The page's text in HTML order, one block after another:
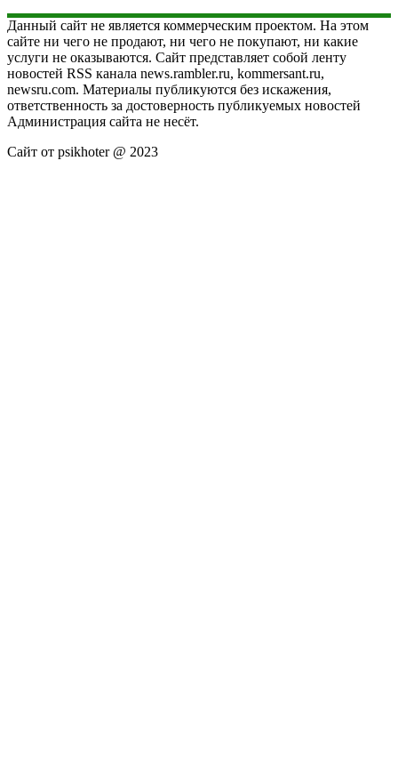
Данный сайт не является коммерческим проектом. На этом
сайте ни чего не продают, ни чего не покупают, ни какие
услуги не оказываются. Сайт представляет собой ленту
новостей RSS канала news.rambler.ru, kommersant.ru,
newsru.com. Материалы публикуются без искажения,
ответственность за достоверность публикуемых новостей
Администрация сайта не несёт.
Сайт от psikhoter @ 2023